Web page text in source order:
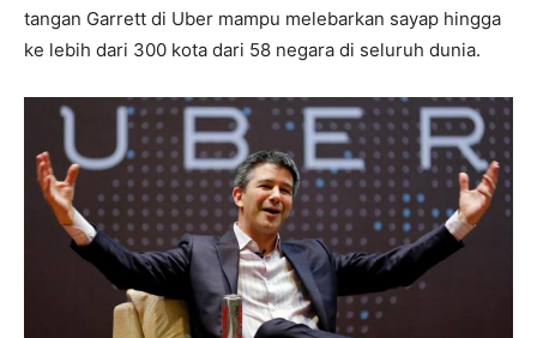
tangan Garrett di Uber mampu melebarkan sayap hingga
ke lebih dari 300 kota dari 58 negara di seluruh dunia.